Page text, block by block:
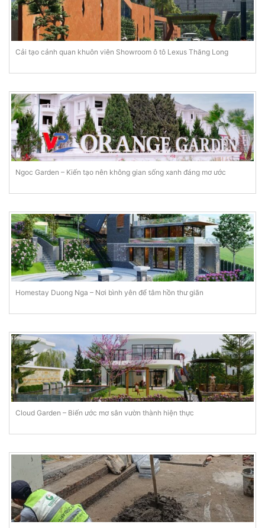
Cải tạo cảnh quan khuôn viên Showroom ô tô Lexus Thăng Long
Ngoc Garden – Kiến tạo nên không gian sống xanh đáng mơ ước
Homestay Duong Nga – Nơi bình yên để tâm hồn thư giãn
Cloud Garden – Biến ước mơ sân vườn thành hiện thực